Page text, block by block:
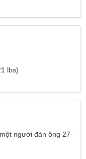
lbs)
người đàn ông 27-